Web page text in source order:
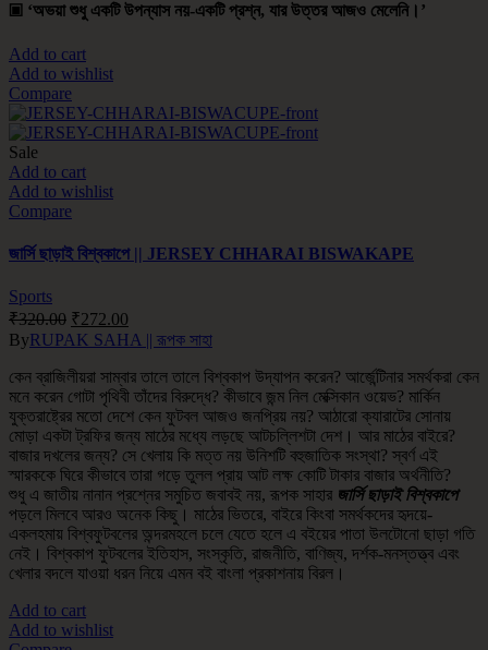
▣ ‘অভয়া শুধু একটি উপন্যাস নয়-একটি প্রশ্ন, যার উত্তর আজও মেলেনি।’
Add to cart
Add to wishlist
Compare
Sale
Add to cart
Add to wishlist
Compare
জার্সি ছাড়াই বিশ্বকাপে || JERSEY CHHARAI BISWAKAPE
Sports
₹320.00 ₹272.00
ByRUPAK SAHA || রূপক সাহা
কেন ব্রাজিলীয়রা সাম্বার তালে তালে বিশ্বকাপ উদ্যাপন করেন? আর্জেন্টিনার সমর্থকরা কেন
মনে করেন গোটা পৃথিবী তাঁদের বিরুদ্ধে? কীভাবে জন্ম নিল মেক্সিকান ওয়েভ? মার্কিন
যুক্তরাষ্ট্রের মতো দেশে কেন ফুটবল আজও জনপ্রিয় নয়? আঠারো ক্যারাটের সোনায়
মোড়া একটা ট্রফির জন্য মাঠের মধ্যে লড়ছে আটচল্লিশটা দেশ। আর মাঠের বাইরে?
বাজার দখলের জন্য? সে খেলায় কি মত্ত নয় উনিশটি বহুজাতিক সংস্থা? স্বর্ণ এই
স্মারককে ঘিরে কীভাবে তারা গড়ে তুলল প্রায় আট লক্ষ কোটি টাকার বাজার অর্থনীতি?
শুধু এ জাতীয় নানান প্রশ্নের সমুচিত জবাবই নয়, রূপক সাহার জার্সি ছাড়াই বিশ্বকাপে
পড়লে মিলবে আরও অনেক কিছু। মাঠের ভিতরে, বাইরে কিংবা সমর্থকদের হৃদয়ে-
একলহমায় বিশ্বফুটবলের অন্দরমহলে চলে যেতে হলে এ বইয়ের পাতা উলটোনো ছাড়া গতি
নেই। বিশ্বকাপ ফুটবলের ইতিহাস, সংস্কৃতি, রাজনীতি, বাণিজ্য, দর্শক-মনস্তত্ত্ব এবং
খেলার বদলে যাওয়া ধরন নিয়ে এমন বই বাংলা প্রকাশনায় বিরল।
Add to cart
Add to wishlist